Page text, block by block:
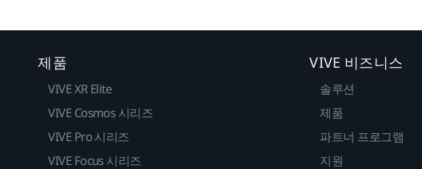
제품
VIVE XR Elite
VIVE Cosmos 시리즈
VIVE Pro 시리즈
VIVE Focus 시리즈
VIVE 비즈니스
솔루션
제품
파트너 프로그램
지원